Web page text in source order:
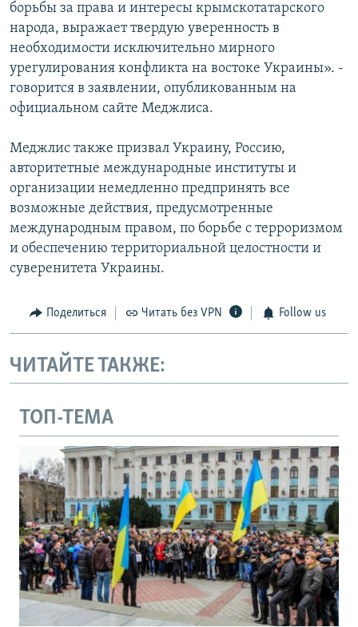
борьбы за права и интересы крымскотатарского
народа, выражает твердую уверенность в
необходимости исключительно мирного
урегулирования конфликта на востоке Украины». -
говорится в заявлении, опубликованным на
официальном сайте Меджлиса.
Меджлис также призвал Украину, Россию,
авторитетные международные институты и
организации немедленно предпринять все
возможные действия, предусмотренные
международным правом, по борьбе с терроризмом
и обеспечению территориальной целостности и
суверенитета Украины.
Поделиться Читать без VPN Follow us
ЧИТАЙТЕ ТАКЖЕ:
ТОП-ТЕМА